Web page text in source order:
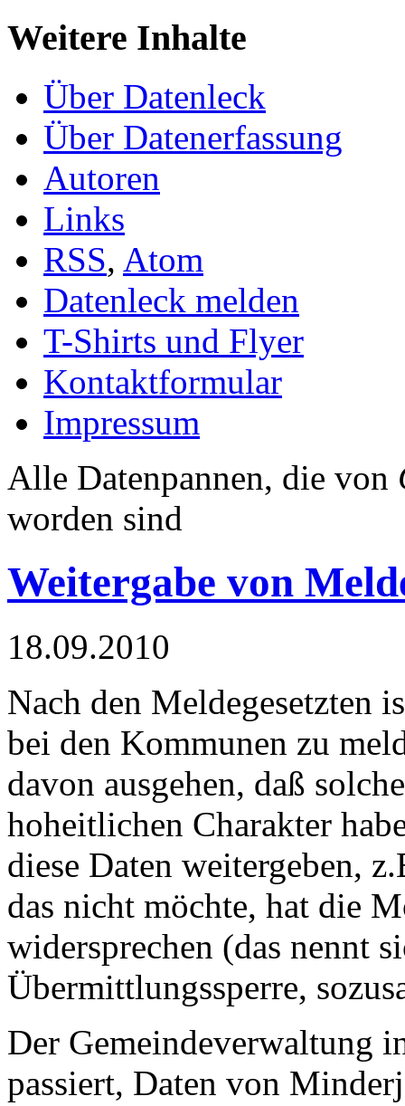
Weitere Inhalte
Über Datenleck
Über Datenerfassung
Autoren
Links
RSS, Atom
Datenleck melden
T-Shirts und Flyer
Kontaktformular
Impressum
Alle Datenpannen, die von
worden sind
Weitergabe von
18.09.2010
Nach den Meldegesetzten
bei den Kommunen zu
davon ausgehen, daß
hoheitlichen Charakter
diese Daten weitergeben,
das nicht möchte, hat die
widersprechen (das nennt
Übermittlungssperre,
Der Gemeindeverwaltung
passiert, Daten von